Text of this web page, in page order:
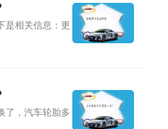
是相关信息：更
了，汽车轮胎多